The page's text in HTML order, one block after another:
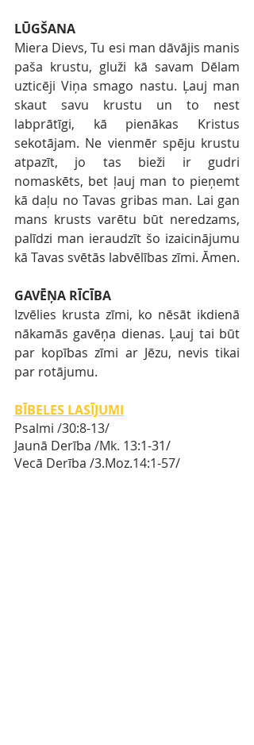
LŪGŠANA
Miera Dievs, Tu esi man dāvājis manis
paša krustu, gluži kā savam Dēlam
uzticēji Viņa smago nastu. Ļauj man
skaut savu krustu un to nest
labprātīgi, kā pienākas Kristus
sekotājam. Ne vienmēr spēju krustu
atpazīt, jo tas bieži ir gudri
nomaskēts, bet ļauj man to pieņemt
kā daļu no Tavas gribas man. Lai gan
mans krusts varētu būt neredzams,
palīdzi man ieraudzīt šo izaicinājumu
kā Tavas svētās labvēlības zīmi. Āmen.
GAVĒŅA RĪCĪBA
Izvēlies krusta zīmi, ko nēsāt ikdienā
nākamās gavēņa dienas. Ļauj tai būt
par kopības zīmi ar Jēzu, nevis tikai
par rotājumu.
BĪBELES LASĪJUMI
Psalmi /30:8-13/
Jaunā Derība /Mk. 13:1-31/
Vecā Derība /3.Moz.14:1-57/